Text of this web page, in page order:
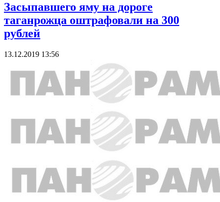
Засыпавшего яму на дороге
таганрожца оштрафовали на 300
рублей
13.12.2019 13:56